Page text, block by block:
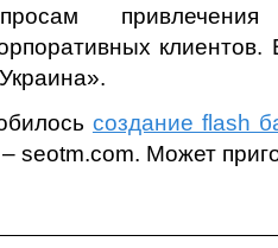
создание flash
seotm.com. Может